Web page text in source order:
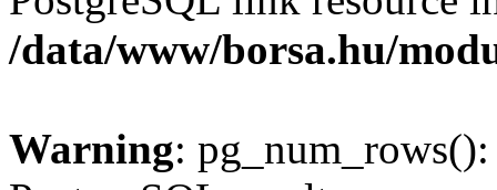
/data/www/borsa.hu/
Warning: